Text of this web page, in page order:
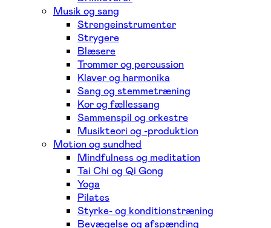
Musik og sang
Strengeinstrumenter
Strygere
Blæsere
Trommer og percussion
Klaver og harmonika
Sang og stemmetræning
Kor og fællessang
Sammenspil og orkestre
Musikteori og -produktion
Motion og sundhed
Mindfulness og meditation
Tai Chi og Qi Gong
Yoga
Pilates
Styrke- og konditionstræning
Bevægelse og afspænding